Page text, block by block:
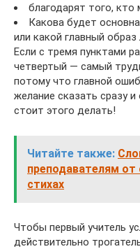
благодарят того, кто
Какова будет
или какой главный
Если с тремя пунктами
четвертый — самый
потому что главной
желание сказать сразу
стоит этого делать!
Читайте также:
преподавателям
стихах
Чтобы первый учитель
действительно